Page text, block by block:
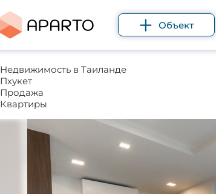
Объект
Недвижимость в Таиланде
Пхукет
Продажа
Квартиры